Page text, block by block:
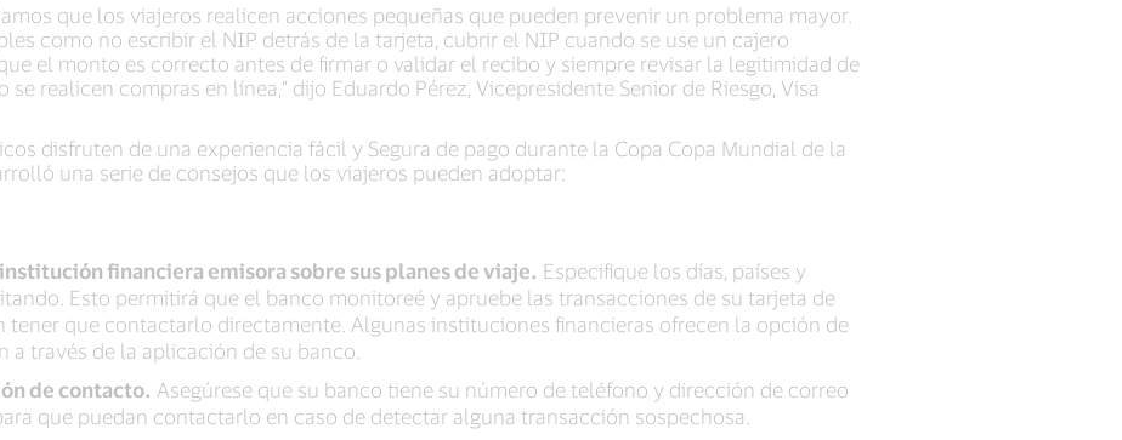
que los viajeros realicen acciones pequeñas que pueden prevenir un problema mayor.
como no escribir el NIP detrás de la tarjeta, cubrir el NIP cuando se use un cajero
el monto es correcto antes de firmar o validar el recibo y siempre revisar la legitimidad de
realicen compras en línea,” dijo Eduardo Pérez, Vicepresidente Senior de Riesgo, Visa
disfruten de una experiencia fácil y Segura de pago durante la Copa Copa Mundial de la
una serie de consejos que los viajeros pueden adoptar:
financiera emisora sobre sus planes de viaje. Especifique los días, países y
Esto permitirá que el banco monitoreé y apruebe las transacciones de su tarjeta de
tener que contactarlo directamente. Algunas instituciones financieras ofrecen la opción de
a través de la aplicación de su banco.
de contacto. Asegúrese que su banco tiene su número de teléfono y dirección de correo
que puedan contactarlo en caso de detectar alguna transacción sospechosa.